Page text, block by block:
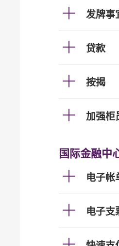
发牌事
贷款
按揭
加强柜
国际金融中
电子帐
电子支